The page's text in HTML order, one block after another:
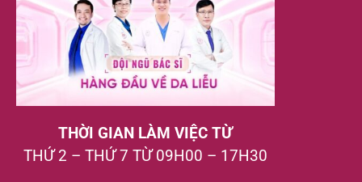
THỜI GIAN LÀM VIỆC TỪ
THỨ 2 – THỨ 7 TỪ 09H00 – 17H30